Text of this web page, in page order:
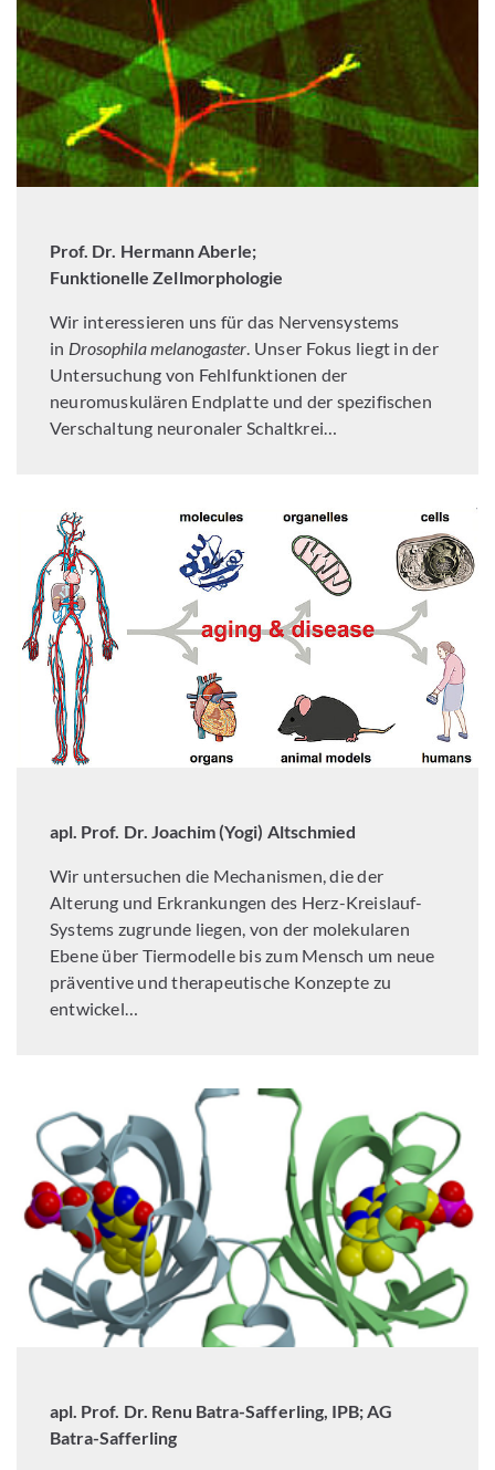
Prof. Dr. Hermann Aberle;
Funktionelle Zellmorphologie
Wir interessieren uns für das Nervensystems
in Drosophila melanogaster. Unser Fokus liegt in der
Untersuchung von Fehlfunktionen der
neuromuskulären Endplatte und der spezifischen
Verschaltung neuronaler Schaltkrei…
apl. Prof. Dr. Joachim (Yogi) Altschmied
Wir untersuchen die Mechanismen, die der
Alterung und Erkrankungen des Herz-Kreislauf-
Systems zugrunde liegen, von der molekularen
Ebene über Tiermodelle bis zum Mensch um neue
präventive und therapeutische Konzepte zu
entwickel…
apl. Prof. Dr. Renu Batra-Safferling, IPB; AG
Batra-Safferling